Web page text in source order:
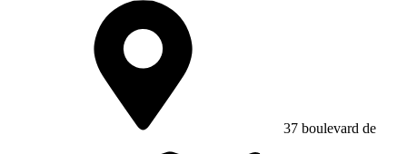
37 boulevard de